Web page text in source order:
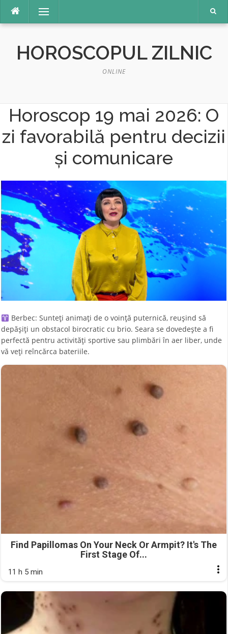
conținut
Meniu
HOROSCOPUL ZILNIC
ONLINE
Horoscop 19 mai 2026: O
zi favorabilă pentru decizii
și comunicare
Berbec: Sunteți animați de o voință puternică, reușind să
depășiți un obstacol birocratic cu brio. Seara se dovedește a fi
perfectă pentru activități sportive sau plimbări în aer liber, unde
vă veți reîncărca bateriile.
Find Papillomas On Your Neck Or Armpit? It's The
First Stage Of...
11 h 5 min